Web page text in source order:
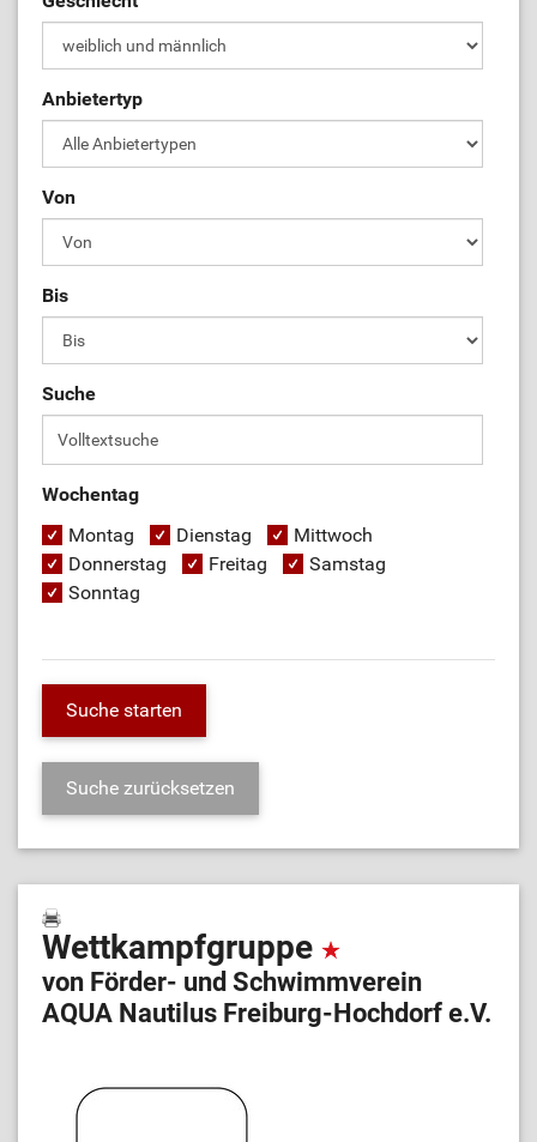
Anbietertyp
Von
Bis
Suche
Wochentag
Montag
Dienstag
Mittwoch
Donnerstag
Freitag
Samstag
Sonntag
Wettkampfgruppe
von Förder- und Schwimmverein
AQUA Nautilus Freiburg-Hochdorf e.V.